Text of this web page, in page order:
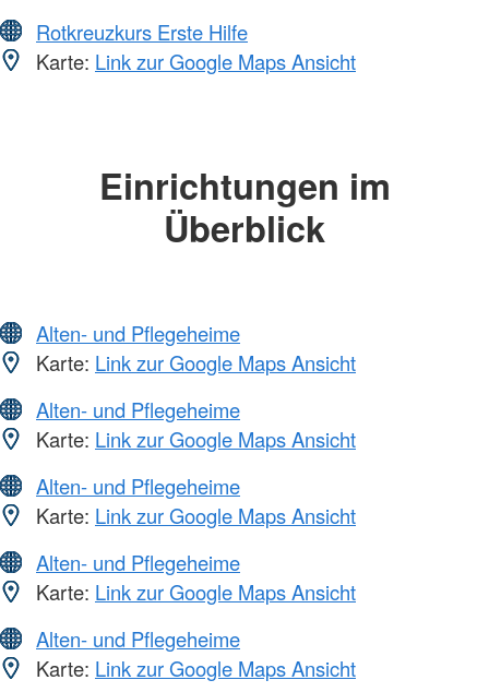
Rotkreuzkurs Erste Hilfe
Karte: Link zur Google Maps Ansicht
Einrichtungen im
Überblick
Alten- und Pflegeheime
Karte: Link zur Google Maps Ansicht
Alten- und Pflegeheime
Karte: Link zur Google Maps Ansicht
Alten- und Pflegeheime
Karte: Link zur Google Maps Ansicht
Alten- und Pflegeheime
Karte: Link zur Google Maps Ansicht
Alten- und Pflegeheime
Karte: Link zur Google Maps Ansicht